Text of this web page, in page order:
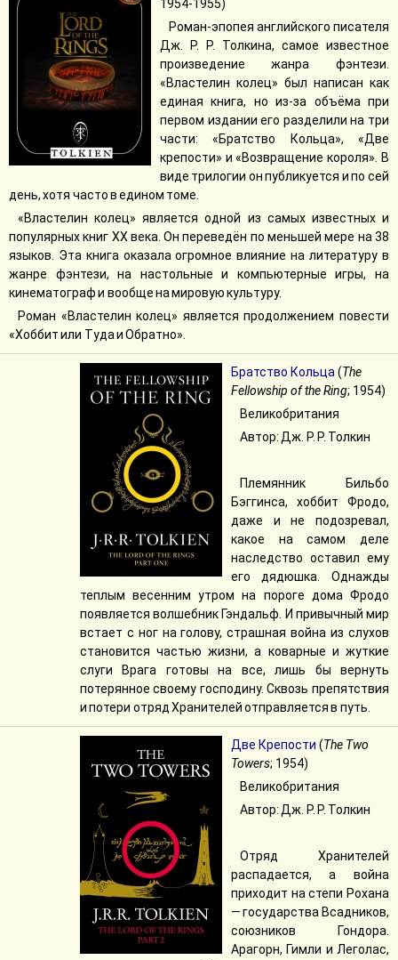
1954-1955)
Роман-эпопея английского писателя
Дж. Р. Р. Толкина, самое известное
произведение жанра фэнтези.
«Властелин колец» был написан как
единая книга, но из-за объёма при
первом издании его разделили на три
части: «Братство Кольца», «Две
крепости» и «Возвращение короля». В
виде трилогии он публикуется и по сей
день, хотя часто в едином томе.
«Властелин колец» является одной из самых известных и
популярных книг XX века. Он переведён по меньшей мере на 38
языков. Эта книга оказала огромное влияние на литературу в
жанре фэнтези, на настольные и компьютерные игры, на
кинематограф и вообще на мировую культуру.
Роман «Властелин колец» является продолжением повести
«Хоббит или Туда и Обратно».
Братство Кольца(The
Fellowship of the Ring; 1954)
Великобритания
Автор: Дж. Р. Р. Толкин
Племянник Бильбо
Бэггинса, хоббит Фродо,
даже и не подозревал,
какое на самом деле
наследство оставил ему
его дядюшка. Однажды
теплым весенним утром на пороге дома Фродо
появляется волшебник Гэндальф. И привычный мир
встает с ног на голову, страшная война из слухов
становится частью жизни, а коварные и жуткие
слуги Врага готовы на все, лишь бы вернуть
потерянное своему господину. Сквозь препятствия
и потери отряд Хранителей отправляется в путь.
Две Крепости (The Two
Towers; 1954)
Великобритания
Автор: Дж. Р. Р. Толкин
Отряд Хранителей
распадается, а война
приходит на степи Рохана
— государства Всадников,
союзников Гондора.
Арагорн, Гимли и Леголас,